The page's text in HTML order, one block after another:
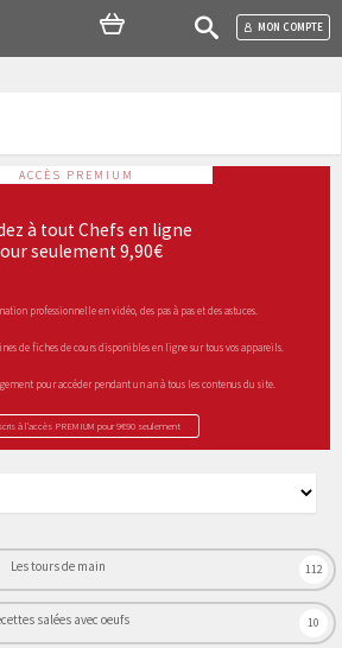
MON COMPTE
ACCÈS PREMIUM
à tout Chefs en ligne
seulement 9,90€
professionnelle en vidéo, des pas à pas et des astuces.
de fiches de cours disponibles en ligne sur tous vos appareils.
pour accéder pendant un an à tous les contenus du site.
à l’accès PREMIUM pour 9€90 seulement
Les tours de main 112
salées avec oeufs 10